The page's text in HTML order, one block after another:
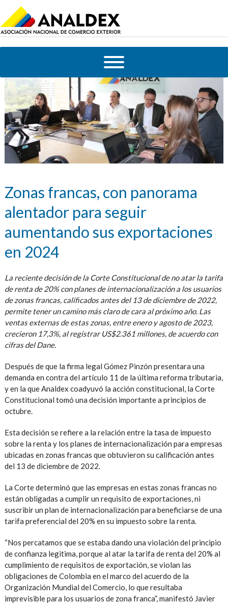
Zonas francas, con panorama
alentador para seguir
aumentando sus exportaciones
en 2024
La reciente decisión de la Corte Constitucional de no atar la tarifa
de renta de 20% con planes de internacionalización a los usuarios
de zonas francas, calificados antes del 13 de diciembre de 2022,
permite tener un camino más claro de cara al próximo año. Las
ventas externas de estas zonas, entre enero y agosto de 2023,
crecieron 17,3%, al registrar US$2.361 millones, de acuerdo con
cifras del Dane.
Después de que la firma legal Gómez Pinzón presentara una
demanda en contra del artículo 11 de la última reforma tributaria,
y en la que Analdex coadyuvó la acción constitucional, la Corte
Constitucional tomó una decisión importante a principios de
octubre.
Esta decisión se refiere a la relación entre la tasa de impuesto
sobre la renta y los planes de internacionalización para empresas
ubicadas en zonas francas que obtuvieron su calificación antes
del 13 de diciembre de 2022.
La Corte determinó que las empresas en estas zonas francas no
están obligadas a cumplir un requisito de exportaciones, ni
suscribir un plan de internacionalización para beneficiarse de una
tarifa preferencial del 20% en su impuesto sobre la renta.
“Nos percatamos que se estaba dando una violación del principio
de confianza legitima, porque al atar la tarifa de renta del 20% al
cumplimiento de requisitos de exportación, se violan las
obligaciones de Colombia en el marco del acuerdo de la
Organización Mundial del Comercio, lo que resultaba
imprevisible para los usuarios de zona franca”, manifestó Javier